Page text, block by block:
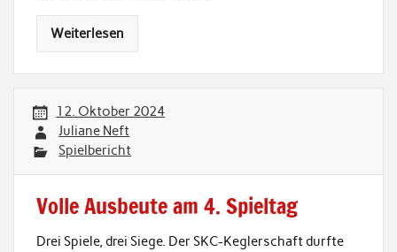
Weiterlesen
12. Oktober 2024
Juliane Neft
Spielbericht
Volle Ausbeute am 4. Spieltag
Drei Spiele, drei Siege. Der SKC-Keglerschaft durfte